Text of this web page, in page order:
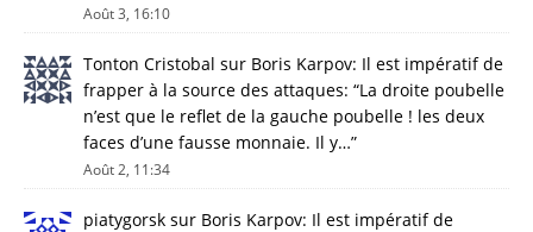
Août 3, 16:10
Tonton Cristobal sur Boris Karpov: Il est impératif de
frapper à la source des attaques: “La droite poubelle
n’est que le reflet de la gauche poubelle ! les deux
faces d’une fausse monnaie. Il y…”
Août 2, 11:34
piatygorsk sur Boris Karpov: Il est impératif de